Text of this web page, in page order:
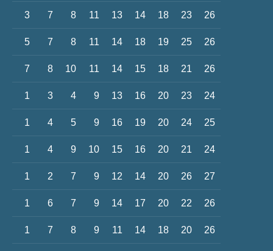
3 7 8 11 13 14 18 23 26
5 7 8 11 14 18 19 25 26
7 8 10 11 14 15 18 21 26
1 3 4 9 13 16 20 23 24
1 4 5 9 16 19 20 24 25
1 4 9 10 15 16 20 21 24
1 2 7 9 12 14 20 26 27
1 6 7 9 14 17 20 22 26
1 7 8 9 11 14 18 20 26